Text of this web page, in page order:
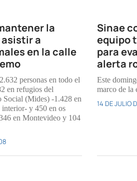
la
a
en la calle
personas en todo el
en refugios del
(Mides) -1.428 en
y 450 en os
en Montevideo y 104
Sinae
equipo
para
alerta
Este
marco de la
14 DE JULIO